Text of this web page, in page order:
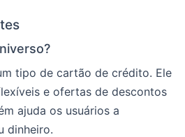
tipo de cartão de crédito. Ele
e ofertas de descontos
ajuda os usuários a
dinheiro.